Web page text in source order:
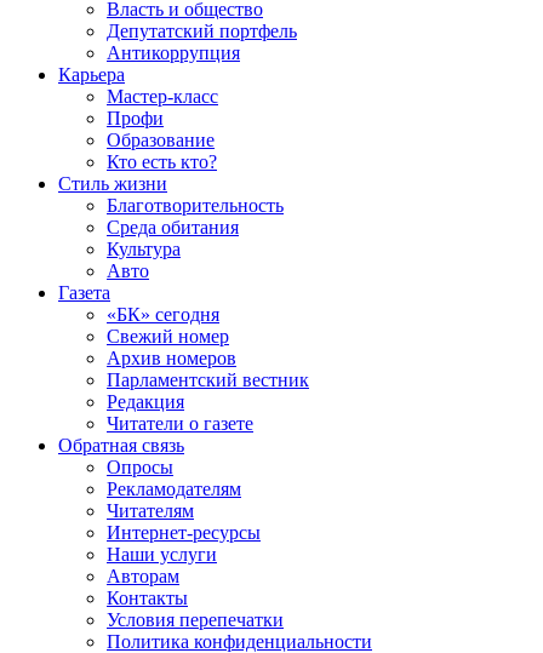
Власть и общество
Депутатский портфель
Антикоррупция
Карьера
Мастер-класс
Профи
Образование
Кто есть кто?
Стиль жизни
Благотворительность
Среда обитания
Культура
Авто
Газета
«БК» сегодня
Свежий номер
Архив номеров
Парламентский вестник
Редакция
Читатели о газете
Обратная связь
Опросы
Рекламодателям
Читателям
Интернет-ресурсы
Наши услуги
Авторам
Контакты
Условия перепечатки
Политика конфиденциальности